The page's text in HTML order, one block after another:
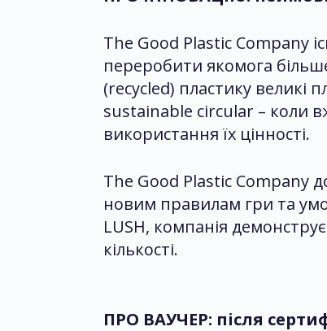
The Good Plastic Company
переробити якомога
(recycled) пластику великі
sustainable circular – коли
використання їх цінності.
The Good Plastic Company
новим правилам гри та
LUSH, компанія
кількості.
ПРО ВАУЧЕР: після